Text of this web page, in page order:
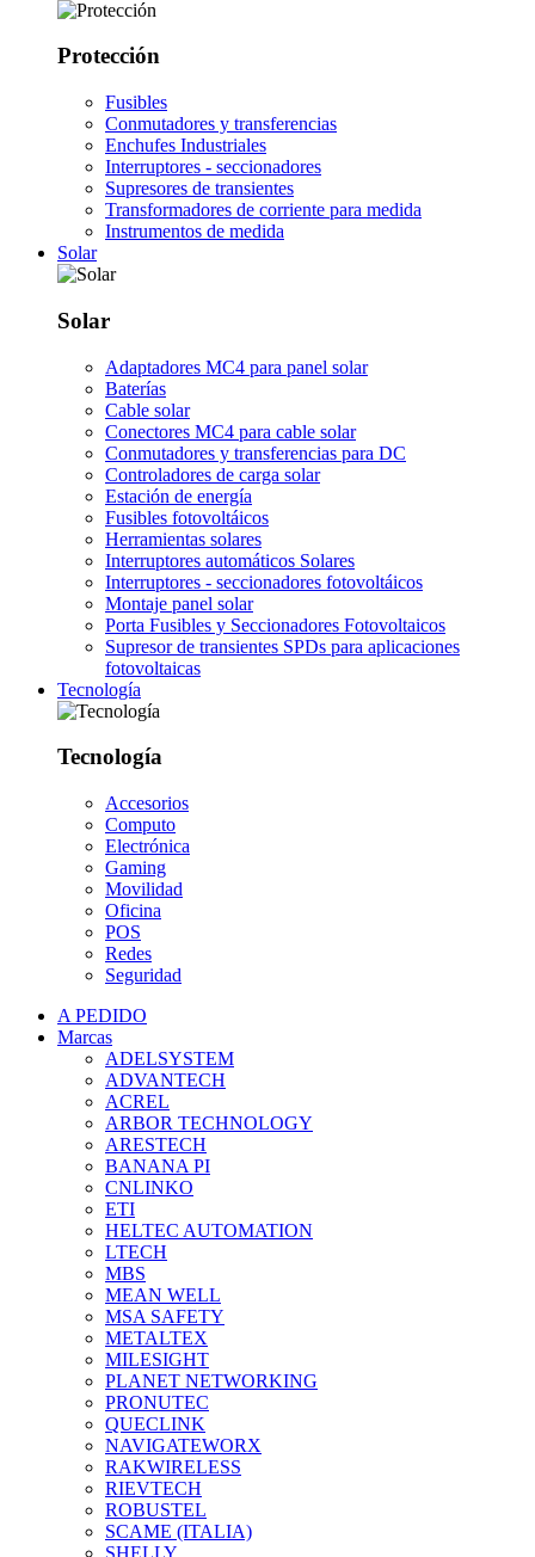
Protección
Fusibles
Conmutadores y transferencias
Enchufes Industriales
Interruptores - seccionadores
Supresores de transientes
Transformadores de corriente para medida
Instrumentos de medida
Solar
Solar
Adaptadores MC4 para panel solar
Baterías
Cable solar
Conectores MC4 para cable solar
Conmutadores y transferencias para DC
Controladores de carga solar
Estación de energía
Fusibles fotovoltáicos
Herramientas solares
Interruptores automáticos Solares
Interruptores - seccionadores fotovoltáicos
Montaje panel solar
Porta Fusibles y Seccionadores Fotovoltaicos
Supresor de transientes SPDs para aplicaciones
fotovoltaicas
Tecnología
Tecnología
Accesorios
Computo
Electrónica
Gaming
Movilidad
Oficina
POS
Redes
Seguridad
A PEDIDO
Marcas
ADELSYSTEM
ADVANTECH
ACREL
ARBOR TECHNOLOGY
ARESTECH
BANANA PI
CNLINKO
ETI
HELTEC AUTOMATION
LTECH
MBS
MEAN WELL
MSA SAFETY
METALTEX
MILESIGHT
PLANET NETWORKING
PRONUTEC
QUECLINK
NAVIGATEWORX
RAKWIRELESS
RIEVTECH
ROBUSTEL
SCAME (ITALIA)
SHELLY